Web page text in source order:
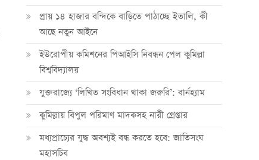
প্রায় ১৪ হাজার বন্দিকে বাড়িতে পাঠাচ্ছে ইতালি, কী
আছে নতুন আইনে
ইউরোপীয় কমিশনের পিআইসি নিবন্ধন পেল কুমিল্লা
বিশ্ববিদ্যালয়
যুক্তরাজ্যে ‘লিখিত সংবিধান থাকা জরুরি’: বার্নহ্যাম
কুমিল্লায় বিপুল পরিমাণ মাদকসহ নারী গ্রেপ্তার
মধ্যপ্রাচ্যের যুদ্ধ অবশ্যই বন্ধ করতে হবে: জাতিসংঘ
মহাসচিব